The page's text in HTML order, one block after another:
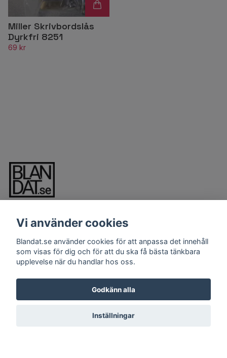
Miller Skrivbordslås
Dyrkfri 8251
69 kr
LÄS MER
Kontakt
Köpvillkor
Vi använder cookies
Blandat.se använder cookies för att anpassa det innehåll
som visas för dig och för att du ska få bästa tänkbara
upplevelse när du handlar hos oss.
Godkänn alla
Inställningar